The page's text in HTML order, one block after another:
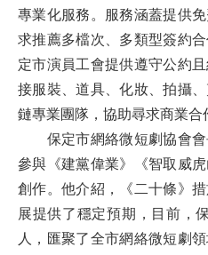
專業化服務。服務涵蓋提供
求推薦多檔次、多類型簽約
定市演員工會提供遵守公約
接服裝、道具、化妝、拍攝
鏈專業團隊，協助尋求商業合
保定市網絡微短劇協會會
參與《建黨偉業》《智取威
創作。他介紹，《二十條》
展提供了穩定預期，目前，
人，匯聚了全市網絡微短劇